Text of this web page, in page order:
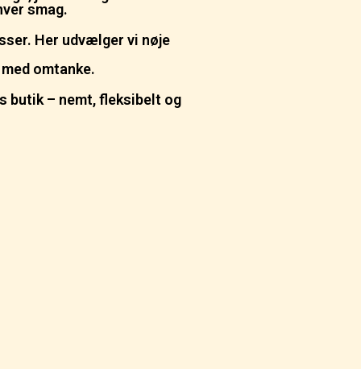
smag.
Her udvælger vi nøje
omtanke.
butik – nemt, fleksibelt og